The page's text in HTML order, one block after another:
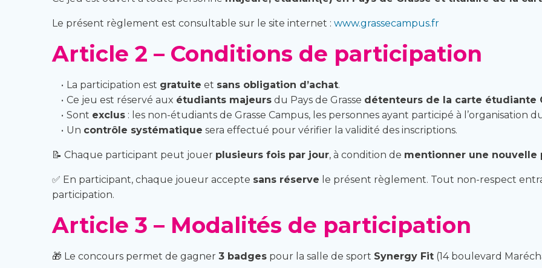
Le présent règlement est consultable sur le site internet : www.grassecampus.fr
Article 2 – Conditions de participation
La participation est gratuite et sans obligation d’achat.
Ce jeu est réservé aux étudiants majeursdu Pays de Grasse détenteurs de la carte étudiante
Sont exclus: les non-étudiants de Grasse Campus, les personnes ayant participé à l’organisation
Un contrôle systématique sera effectué pour vérifier la validité des inscriptions.
📝 Chaque participant peut jouer plusieurs fois par jour, à condition de mentionner une nouvelle
✅ En participant, chaque joueur accepte sans réserve le présent règlement. Tout non-respect
participation.
Article 3 – Modalités de participation
🎁 Le concours permet de gagner 3 badges pour la salle de sport Synergy Fit (14 boulevard